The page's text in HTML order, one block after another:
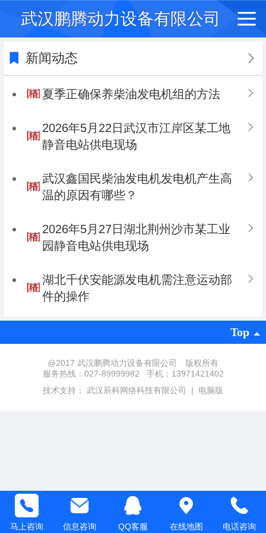
武汉鹏腾动力设备有限公司
新闻动态
夏季正确保养柴油发电机组的方法
2026年5月22日武汉市江岸区某工地
静音电站供电现场
武汉鑫国民柴油发电机发电机产生高
温的原因有哪些？
2026年5月27日湖北荆州沙市某工业
园静音电站供电现场
湖北千伏安能源发电机需注意运动部
件的操作
Top
@2017 武汉鹏腾动力设备有限公司 版权所有
服务热线：027-89999982 手机：13971421402
技术支持： 武汉辰科网络科技有限公司 | 电脑版
马上咨询 信息咨询 QQ客服 在线地图 电话咨询